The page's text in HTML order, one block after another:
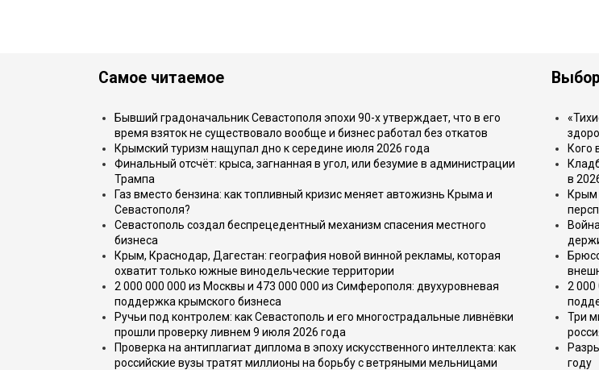
Самое читаемое
Бывший градоначальник Севастополя эпохи 90-х утверждает, что в его
время взяток не существовало вообще и бизнес работал без откатов
Крымский туризм нащупал дно к середине июля 2026 года
Финальный отсчёт: крыса, загнанная в угол, или безумие в администрации
Трампа
Газ вместо бензина: как топливный кризис меняет автожизнь Крыма и
Севастополя?
Севастополь создал беспрецедентный механизм спасения местного
бизнеса
Крым, Краснодар, Дагестан: география новой винной рекламы, которая
охватит только южные винодельческие территории
2 000 000 000 из Москвы и 473 000 000 из Симферополя: двухуровневая
поддержка крымского бизнеса
Ручьи под контролем: как Севастополь и его многострадальные ливнёвки
прошли проверку ливнем 9 июля 2026 года
Проверка на антиплагиат диплома в эпоху искусственного интеллекта: как
российские вузы тратят миллионы на борьбу с ветряными мельницами
Кого
в
Крым
2 000
Три
году